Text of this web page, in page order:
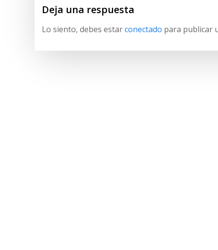
Deja una respuesta
Lo siento, debes estarconectado para publicar